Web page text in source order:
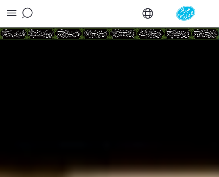
دفتر مرجعیت - دفتر